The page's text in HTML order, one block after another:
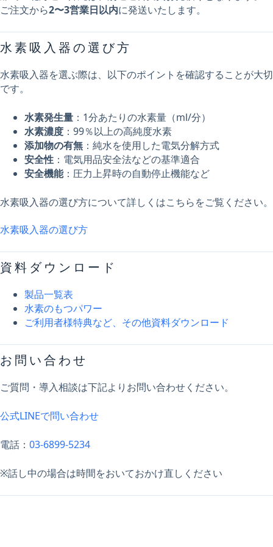
ご注文から2〜3営業日以内に発送いたします。
水素吸入器の選び方
水素吸入器を選ぶ際は、以下のポイントを確認することが大切
です。
水素発生量 ：1分あたりの水素量（ml/分）
水素濃度 ：99％以上の高純度水素
添加物の有無 ：純水を使用した電気分解方式
安全性 ：電気用品安全法などの基準適合
安全機能：圧力上昇時の自動停止機能など
水素吸入器の選び方について詳しくはこちらをご覧ください。
水素吸入器の選び方
資料ダウンロード
製品一覧表
水素のもつパワー
ご利用者様特典など、その他資料ダウンロード
お問い合わせ
ご質問・導入相談は下記よりお問い合わせください。
公式LINEで問い合わせ
電話： 03-6899-5234
※話し中の場合は時間をおいておかけ直しください